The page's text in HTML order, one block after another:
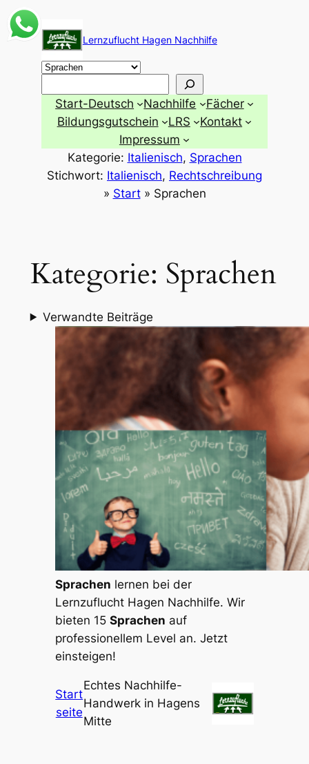
Zum
Inhalt
springen
Lernzuflucht Hagen Nachhilfe
Start-Deutsch Nachhilfe
Fächer
Bildungsgutschein
LRS
Kontakt
Impressum
Kategorie: Italienisch, Sprachen
Stichwort: Italienisch, Rechtschreibung
» Start» Sprachen
Kategorie: Sprachen
Verwandte Beiträge
Sprachen lernen bei der
Lernzuflucht Hagen Nachhilfe. Wir
bieten 15 Sprachen auf
professionellem Level an. Jetzt
einsteigen!
Start
seite
Echtes Nachhilfe-
Handwerk in Hagens
Mitte